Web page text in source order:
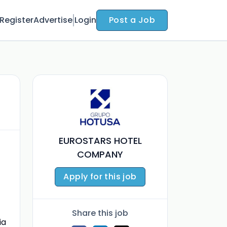
RegisterAdvertise Login Post a Job
EUROSTARS HOTEL
COMPANY
Apply for this job
Share this job